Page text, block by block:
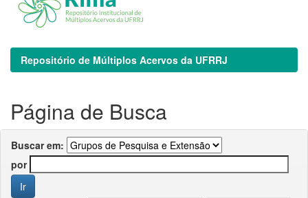
Repositório de Múltiplos Acervos da UFRRJ
Página de Busca
Buscar em:
por